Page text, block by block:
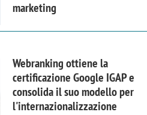
marketing
Webranking ottiene la
certificazione Google IGAP e
consolida il suo modello per
l'internazionalizzazione